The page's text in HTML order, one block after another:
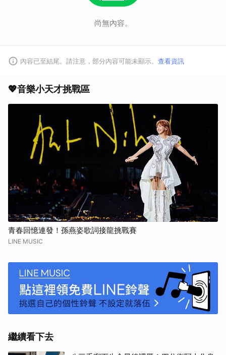
尚無內容。
內容已至結尾。請注意，部分內容可能未顯示。 查看資訊
💖音樂小天才挑戰區
青春回憶連發！孫燕姿歌詞接龍挑戰賽
LINE MUSIC
繼續看下去